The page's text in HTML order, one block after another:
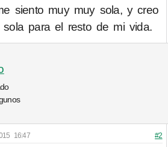
siento muy muy sola, y creo
para el resto de mi vida.
16:47 #2